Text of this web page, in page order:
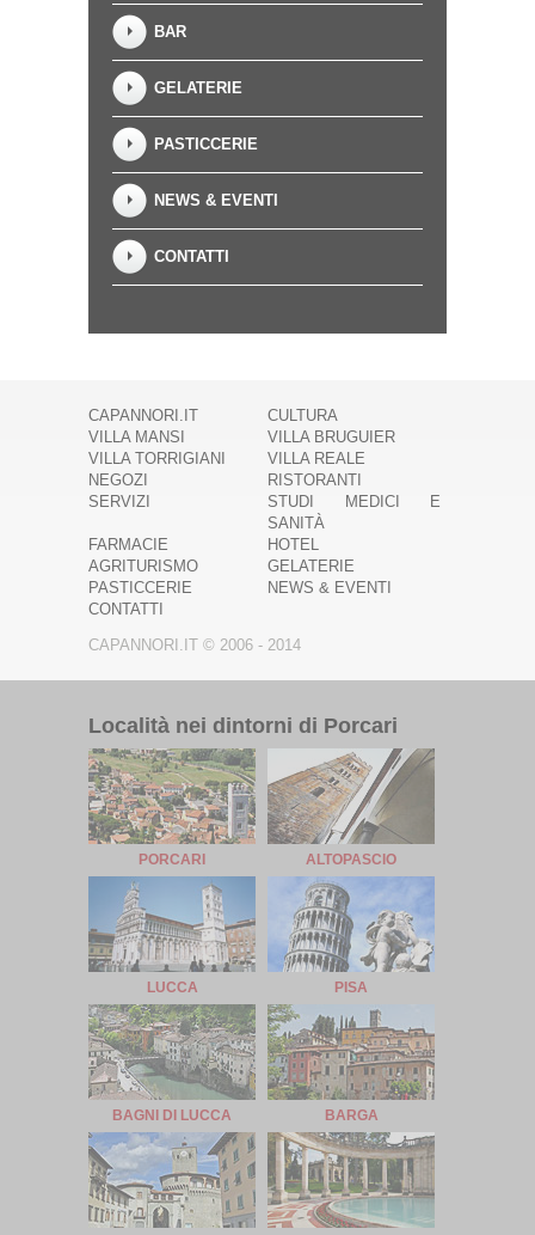
BAR
GELATERIE
PASTICCERIE
NEWS & EVENTI
CONTATTI
CAPANNORI.IT
CULTURA
VILLA MANSI
VILLA BRUGUIER
VILLA TORRIGIANI
VILLA REALE
NEGOZI
RISTORANTI
SERVIZI
STUDI MEDICI E
SANITÀ
FARMACIE
HOTEL
AGRITURISMO
GELATERIE
PASTICCERIE
NEWS & EVENTI
CONTATTI
CAPANNORI.IT © 2006 - 2014
Località nei dintorni di Porcari
PORCARI ALTOPASCIO
LUCCA PISA
BAGNI DI LUCCA BARGA